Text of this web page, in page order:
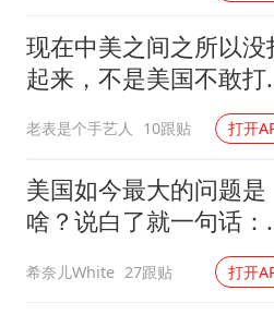
现在中美之间之所以没
起来，不是美国不敢打
老表是个手艺人 10跟贴 打开
美国如今最大的问题是
啥？说白了就一句话：
希奈儿White 27跟贴 打开